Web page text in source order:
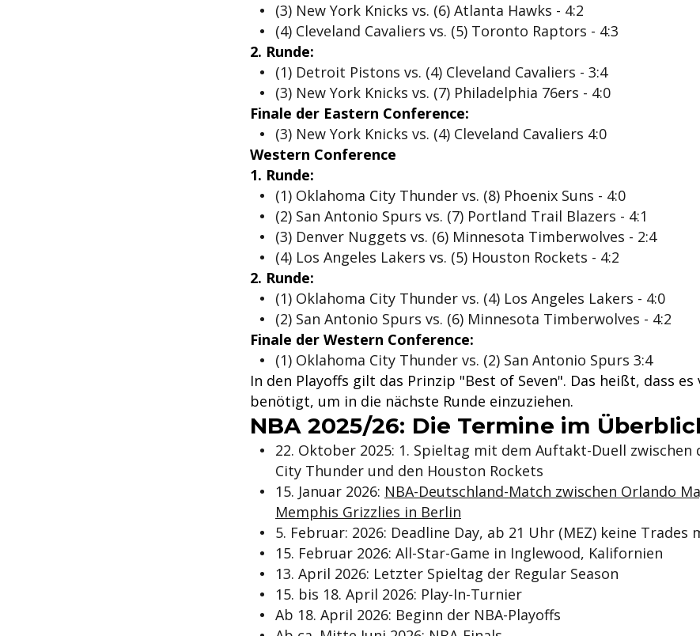
(3) New York Knicks vs. (6) Atlanta Hawks - 4:2
(4) Cleveland Cavaliers vs. (5) Toronto Raptors - 4:3
2. Runde:
(1) Detroit Pistons vs. (4) Cleveland Cavaliers - 3:4
(3) New York Knicks vs. (7) Philadelphia 76ers - 4:0
Finale der Eastern Conference:
(3) New York Knicks vs. (4) Cleveland Cavaliers 4:0
Western Conference
1. Runde:
(1) Oklahoma City Thunder vs. (8) Phoenix Suns - 4:0
(2) San Antonio Spurs vs. (7) Portland Trail Blazers - 4:1
(3) Denver Nuggets vs. (6) Minnesota Timberwolves - 2:4
(4) Los Angeles Lakers vs. (5) Houston Rockets - 4:2
2. Runde:
(1) Oklahoma City Thunder vs. (4) Los Angeles Lakers - 4:0
(2) San Antonio Spurs vs. (6) Minnesota Timberwolves - 4:2
Finale der Western Conference:
(1) Oklahoma City Thunder vs. (2) San Antonio Spurs 3:4
In den Playoffs gilt das Prinzip "Best of Seven". Das heißt, dass es
benötigt, um in die nächste Runde einzuziehen.
NBA 2025/26: Die Termine im
22. Oktober 2025: 1. Spieltag mit dem Auftakt-Duell zwischen
City Thunder und den Houston Rockets
15. Januar 2026: NBA-Deutschland-Match zwischen Orlando
Memphis Grizzlies in Berlin
5. Februar: 2026: Deadline Day, ab 21 Uhr (MEZ) keine Trades
15. Februar 2026: All-Star-Game in Inglewood, Kalifornien
13. April 2026: Letzter Spieltag der Regular Season
15. bis 18. April 2026: Play-In-Turnier
Ab 18. April 2026: Beginn der NBA-Playoffs